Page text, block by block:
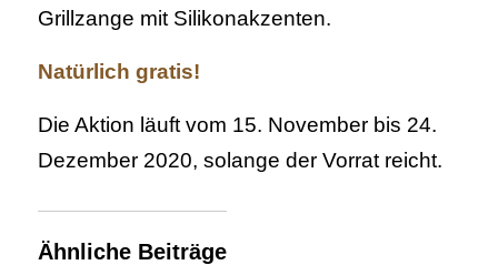
Grillzange mit Silikonakzenten.
Natürlich gratis!
Die Aktion läuft vom 15. November bis 24.
Dezember 2020, solange der Vorrat reicht.
Ähnliche Beiträge